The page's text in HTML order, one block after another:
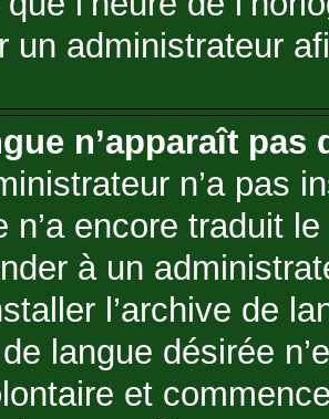
un administrateur
n’apparaît pas
n’a pas
n’a encore traduit
à un
l’archive de
de langue désirée
et